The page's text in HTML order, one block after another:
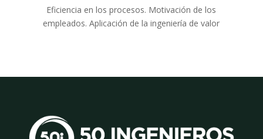
Eficiencia en los procesos. Motivación de los
empleados. Aplicación de la ingeniería de valor